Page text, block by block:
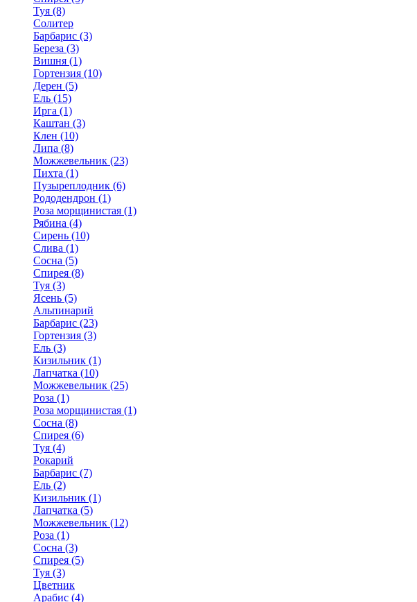
Туя (8)
Солитер
Барбарис (3)
Береза (3)
Вишня (1)
Гортензия (10)
Дерен (5)
Ель (15)
Ирга (1)
Каштан (3)
Клен (10)
Липа (8)
Можжевельник (23)
Пихта (1)
Пузыреплодник (6)
Рододендрон (1)
Роза морщинистая (1)
Рябина (4)
Сирень (10)
Слива (1)
Сосна (5)
Спирея (8)
Туя (3)
Ясень (5)
Альпинарий
Барбарис (23)
Гортензия (3)
Ель (3)
Кизильник (1)
Лапчатка (10)
Можжевельник (25)
Роза (1)
Роза морщинистая (1)
Сосна (8)
Спирея (6)
Туя (4)
Рокарий
Барбарис (7)
Ель (2)
Кизильник (1)
Лапчатка (5)
Можжевельник (12)
Роза (1)
Сосна (3)
Спирея (5)
Туя (3)
Цветник
Арабис (4)